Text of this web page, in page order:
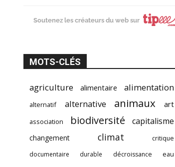
Soutenez les créateurs du web sur
MOTS-CLÉS
agriculture alimentaire alimentation
alternatif alternative animaux art
association biodiversité capitalisme
changement climat
critique
documentaire
durable décroissance eau